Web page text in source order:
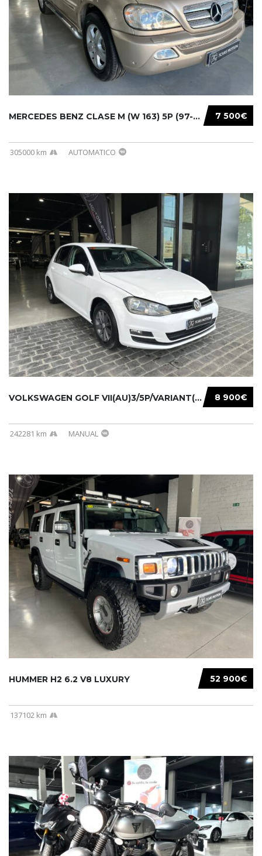
7 500€
MERCEDES BENZ CLASE M (W 163) 5P (97-05) 200...
305000 km AUTOMATICO
8 900€
VOLKSWAGEN GOLF VII(AU)3/5P/VARIANT(12-16 20...
242281 km MANUAL
52 900€
HUMMER H2 6.2 V8 LUXURY
137102 km